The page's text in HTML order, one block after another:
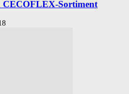
CECOFLEX-Sortiment